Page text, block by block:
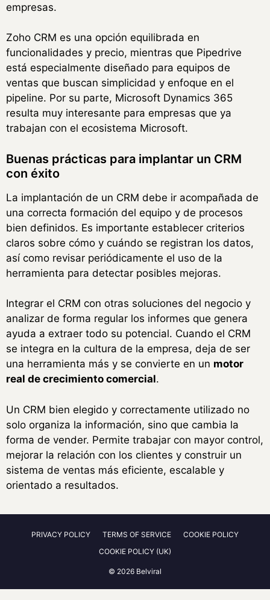
empresas.
Zoho CRM es una opción equilibrada en
funcionalidades y precio, mientras que Pipedrive
está especialmente diseñado para equipos de
ventas que buscan simplicidad y enfoque en el
pipeline. Por su parte, Microsoft Dynamics 365
resulta muy interesante para empresas que ya
trabajan con el ecosistema Microsoft.
Buenas prácticas para implantar un CRM
con éxito
La implantación de un CRM debe ir acompañada de
una correcta formación del equipo y de procesos
bien definidos. Es importante establecer criterios
claros sobre cómo y cuándo se registran los datos,
así como revisar periódicamente el uso de la
herramienta para detectar posibles mejoras.
Integrar el CRM con otras soluciones del negocio y
analizar de forma regular los informes que genera
ayuda a extraer todo su potencial. Cuando el CRM
se integra en la cultura de la empresa, deja de ser
una herramienta más y se convierte en un motor
real de crecimiento comercial.
Un CRM bien elegido y correctamente utilizado no
solo organiza la información, sino que cambia la
forma de vender. Permite trabajar con mayor control,
mejorar la relación con los clientes y construir un
sistema de ventas más eficiente, escalable y
orientado a resultados.
PRIVACY POLICY TERMS OF SERVICE
COOKIE POLICY
COOKIE POLICY (UK)
© 2026 Belviral